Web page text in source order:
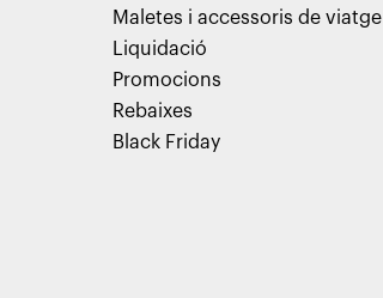
Maletes i accessoris de viatge
Liquidació
Promocions
Rebaixes
Black Friday